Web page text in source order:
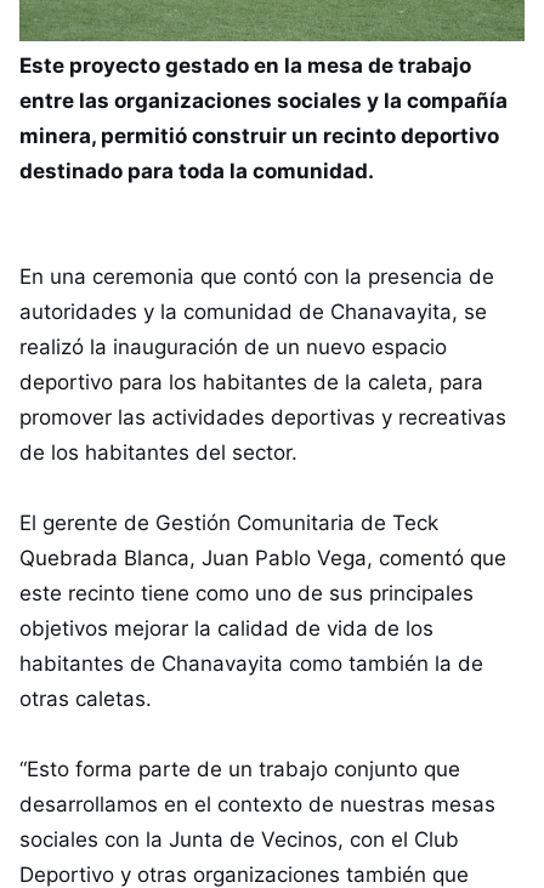
Este proyecto gestado en la mesa de trabajo
entre las organizaciones sociales y la compañía
minera, permitió construir un recinto deportivo
destinado para toda la comunidad.
En una ceremonia que contó con la presencia de
autoridades y la comunidad de Chanavayita, se
realizó la inauguración de un nuevo espacio
deportivo para los habitantes de la caleta, para
promover las actividades deportivas y recreativas
de los habitantes del sector.
El gerente de Gestión Comunitaria de Teck
Quebrada Blanca, Juan Pablo Vega, comentó que
este recinto tiene como uno de sus principales
objetivos mejorar la calidad de vida de los
habitantes de Chanavayita como también la de
otras caletas.
“Esto forma parte de un trabajo conjunto que
desarrollamos en el contexto de nuestras mesas
sociales con la Junta de Vecinos, con el Club
Deportivo y otras organizaciones también que